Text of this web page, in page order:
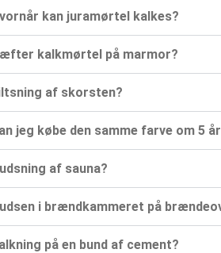
kan juramørtel kalkes?
kalkmørtel på marmor?
af skorsten?
jeg købe den samme farve om 5
af sauna?
i brændkammeret på
på en bund af cement?